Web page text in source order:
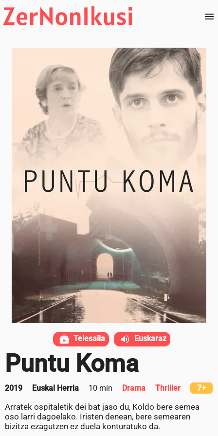
Puntu Koma
2019 Euskal Herria 10 min Drama Thriller 7+
Arratek ospitaletik dei bat jaso du, Koldo bere semea
oso larri dagoelako. Iristen denean, bere semearen
bizitza ezagutzen ez duela konturatuko da.
Telesaila Euskaraz